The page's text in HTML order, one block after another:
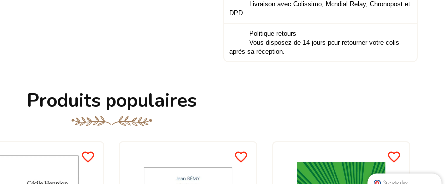
Livraison avec Colissimo, Mondial Relay, Chronopost et
DPD.
Politique retours
Vous disposez de 14 jours pour retourner votre colis
après sa réception.
Produits populaires
favorite_border favorite_border favorite_border